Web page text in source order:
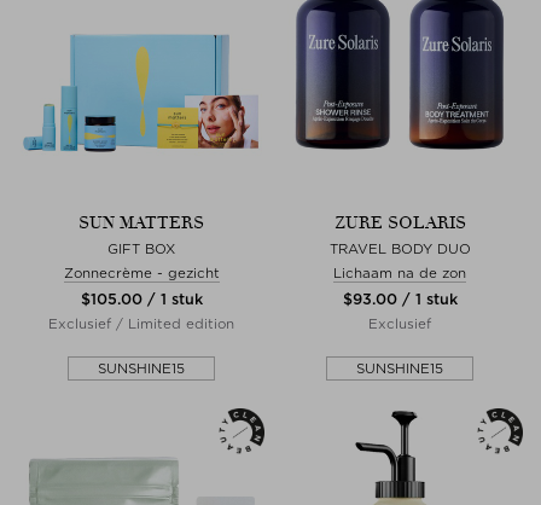
SUN MATTERS
GIFT BOX
Zonnecrème - gezicht
$‌105.00 / 1 stuk
Exclusief / Limited edition
SUNSHINE15
ZURE SOLARIS
TRAVEL BODY DUO
Lichaam na de zon
$‌93.00 / 1 stuk
Exclusief
SUNSHINE15